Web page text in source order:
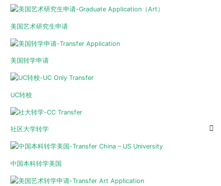
美国艺术研究生申请
美国转学申请
UC转校
社区大学转学
中国本科转学美国